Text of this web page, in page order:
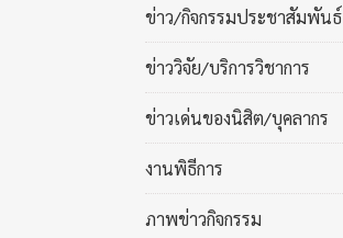
ข่าว/กิจกรรมประชาสัมพันธ์
ข่าววิจัย/บริการวิชาการ
ข่าวเด่นของนิสิต/บุคลากร
งานพิธีการ
ภาพข่าวกิจกรรม